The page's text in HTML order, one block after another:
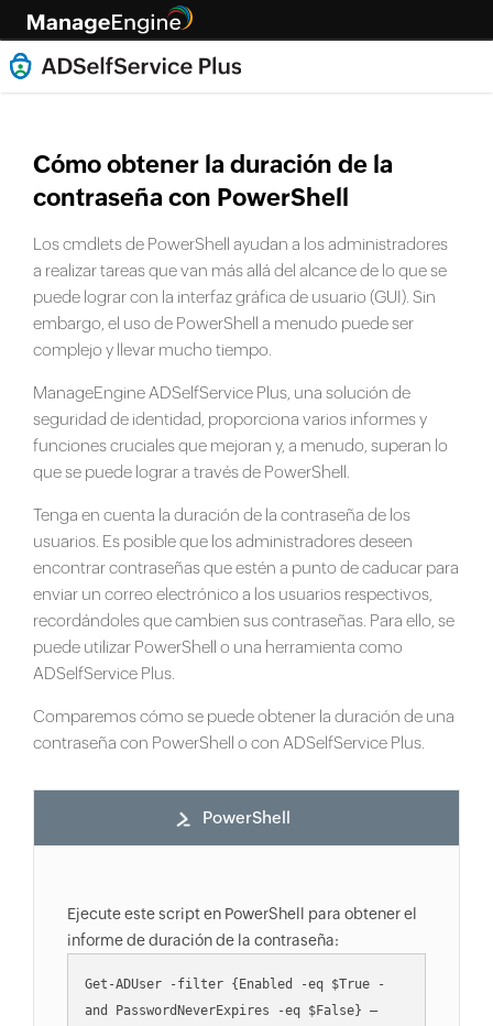
Cómo obtener la duración de la
contraseña con PowerShell
Los cmdlets de PowerShell ayudan a los administradores
a realizar tareas que van más allá del alcance de lo que se
puede lograr con la interfaz gráfica de usuario (GUI). Sin
embargo, el uso de PowerShell a menudo puede ser
complejo y llevar mucho tiempo.
ManageEngine ADSelfService Plus, una solución de
seguridad de identidad, proporciona varios informes y
funciones cruciales que mejoran y, a menudo, superan lo
que se puede lograr a través de PowerShell.
Tenga en cuenta la duración de la contraseña de los
usuarios. Es posible que los administradores deseen
encontrar contraseñas que estén a punto de caducar para
enviar un correo electrónico a los usuarios respectivos,
recordándoles que cambien sus contraseñas. Para ello, se
puede utilizar PowerShell o una herramienta como
ADSelfService Plus.
Comparemos cómo se puede obtener la duración de una
contraseña con PowerShell o con ADSelfService Plus.
PowerShell
Ejecute este script en PowerShell para obtener el
informe de duración de la contraseña:
Get-ADUser -filter {Enabled -eq $True -
and PasswordNeverExpires -eq $False} –